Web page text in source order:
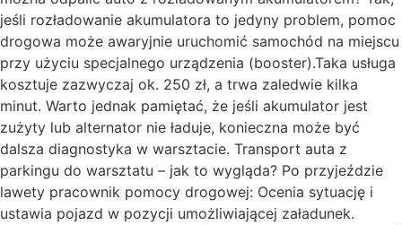
jeśli rozładowanie akumulatora to jedyny problem, pomoc
drogowa może awaryjnie uruchomić samochód na miejscu
przy użyciu specjalnego urządzenia (booster).Taka usługa
kosztuje zazwyczaj ok. 250 zł, a trwa zaledwie kilka
minut. Warto jednak pamiętać, że jeśli akumulator jest
zużyty lub alternator nie ładuje, konieczna może być
dalsza diagnostyka w warsztacie. Transport auta z
parkingu do warsztatu – jak to wygląda? Po przyjeździe
lawety pracownik pomocy drogowej: Ocenia sytuację i
ustawia pojazd w pozycji umożliwiającej załadunek.